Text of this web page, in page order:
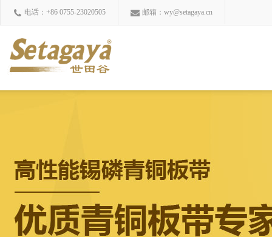
电话：+86 0755-23020505 邮箱：wy@setagaya.cn